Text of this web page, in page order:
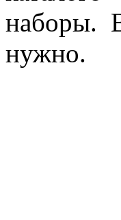
наборы.
нужно.